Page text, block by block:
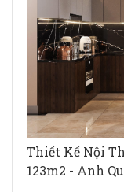
Thiết Kế Nội
123m2 - Anh